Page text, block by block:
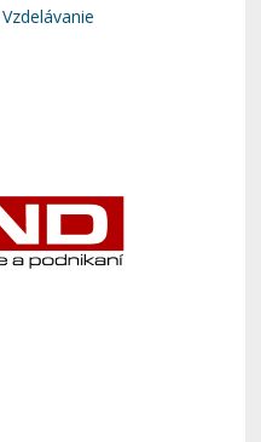
Vzdelávanie